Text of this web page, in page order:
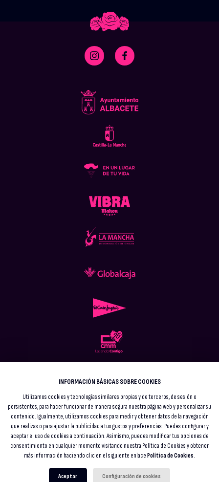
Aviso legal
Protección de datos
Política de cookies
© 2026 Festival Alba Sonora. Todos los derechos reservados.
INFORMACIÓN BÁSICAS SOBRE COOKIES
Utilizamos cookies y tecnologías similares propias y de terceros, de sesión o
persistentes, para hacer funcionar de manera segura nuestra página web y personalizar su
contenido. Igualmente, utilizamos cookies para medir y obtener datos de la navegación
que realizas o para ajustar la publicidad a tus gustos y preferencias. Puedes configurar y
aceptar el uso de cookies a continuación. Asimismo, puedes modificar tus opciones de
consentimiento en cualquier momento visitando nuestra Política de Cookies y obtener
más información haciendo clic en el siguiente enlacePolítica de Cookies.
Aceptar Configuración de cookies